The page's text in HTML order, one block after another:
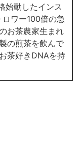
始動したインス
ワー100倍の急
お茶農家生まれ
の煎茶を飲んで
茶好きDNAを持